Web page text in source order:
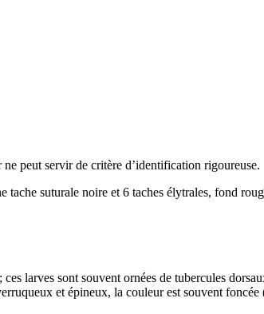
peut servir de critère d’identification rigoureuse.
tache suturale noire et 6 taches élytrales, fond
larves sont souvent ornées de tubercules
et épineux, la couleur est souvent